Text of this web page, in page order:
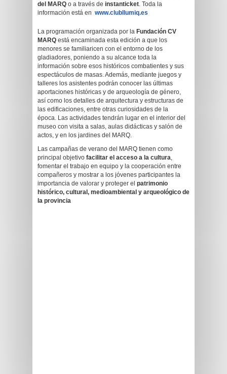
del MARQ o a través de instanticket. Toda la
información está en www.clubllumiq.es
La programación organizada por la Fundación CV
MARQ está encaminada esta edición a que los
menores se familiaricen con el entorno de los
gladiadores, poniendo a su alcance toda la
información sobre esos históricos combatientes y sus
espectáculos de masas. Además, mediante juegos y
talleres los asistentes podrán conocer las últimas
aportaciones históricas y de arqueología de género,
así como los detalles de arquitectura y estructuras de
las edificaciones, entre otras curiosidades de la
época. Las actividades tendrán lugar en el interior del
museo con visita a salas, aulas didácticas y salón de
actos, y en los jardines del MARQ.
Las campañas de verano del MARQ tienen como
principal objetivo facilitar el acceso a la cultura,
fomentar el trabajo en equipo y la cooperación entre
compañeros y mostrar a los jóvenes participantes la
importancia de valorar y proteger el patrimonio
histórico, cultural, medioambiental y arqueológico de
la provincia